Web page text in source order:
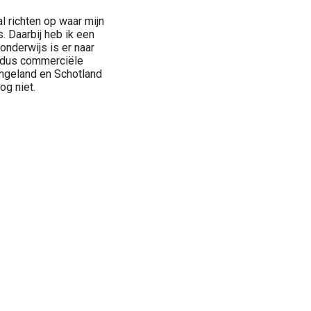
richten op waar mijn
Daarbij heb ik een
is er naar
commerciële
en Schotland
niet.